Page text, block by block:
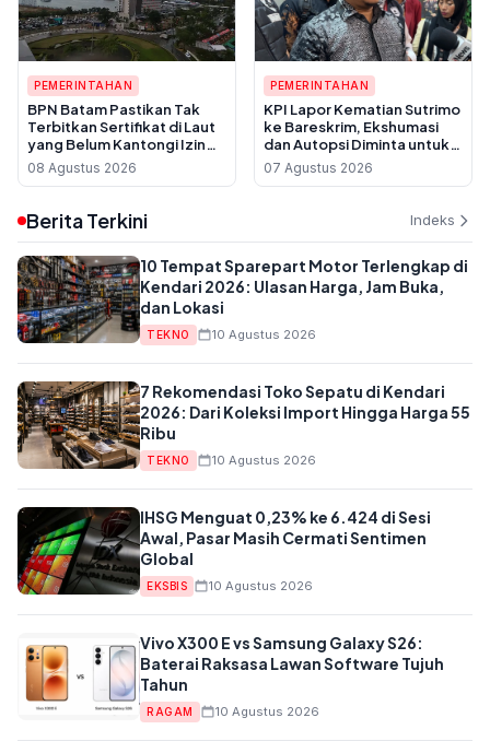
PEMERINTAHAN
BPN Batam Pastikan Tak
Terbitkan Sertifikat di Laut
yang Belum Kantongi Izin
Reklamasi
08 Agustus 2026
PEMERINTAHAN
KPI Lapor Kematian Sutrimo
ke Bareskrim, Ekshumasi
dan Autopsi Diminta untuk
Usut Dugaan Pembunuhan
07 Agustus 2026
Berita Terkini Indeks
10 Tempat Sparepart Motor Terlengkap di
Kendari 2026: Ulasan Harga, Jam Buka,
dan Lokasi
TEKNO 10 Agustus 2026
7 Rekomendasi Toko Sepatu di Kendari
2026: Dari Koleksi Import Hingga Harga 55
Ribu
TEKNO 10 Agustus 2026
IHSG Menguat 0,23% ke 6.424 di Sesi
Awal, Pasar Masih Cermati Sentimen
Global
EKSBIS 10 Agustus 2026
Vivo X300 E vs Samsung Galaxy S26:
Baterai Raksasa Lawan Software Tujuh
Tahun
RAGAM 10 Agustus 2026